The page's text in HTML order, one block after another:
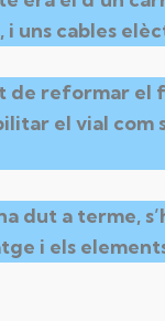
uns cables
de reformar
el vial com
dut a
i els